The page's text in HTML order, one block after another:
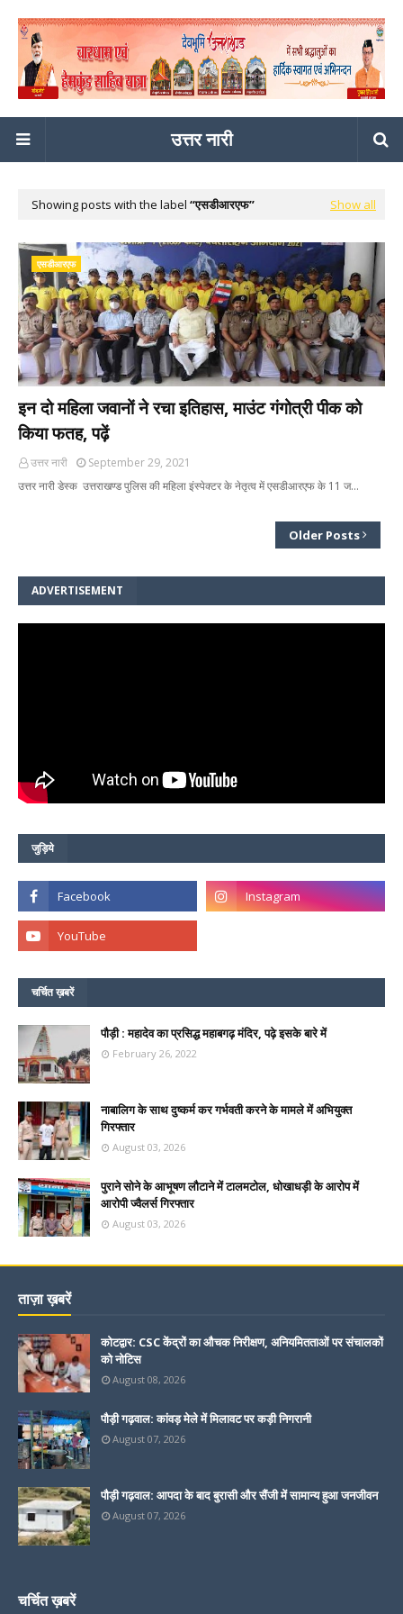
उत्तर नारी
Showing posts with the label एसडीआरएफ Show all
एसडीआरएफ
इन दो महिला जवानों ने रचा इतिहास, माउंट गंगोत्री पीक को
किया फतह, पढ़ें
उत्तर नारी
September 29, 2021
उत्तर नारी डेस्क उत्तराखण्ड पुलिस की महिला इंस्पेक्टर के नेतृत्व में एसडीआरएफ के 11 ज…
Older Posts
ADVERTISEMENT
जुड़िये
चर्चित ख़बरें
पौड़ी : महादेव का प्रसिद्ध महाबगढ़ मंदिर, पढ़े इसके बारे में
February 26, 2022
नाबालिग के साथ दुष्कर्म कर गर्भवती करने के मामले में अभियुक्त
गिरफ्तार
August 03, 2026
पुराने सोने के आभूषण लौटाने में टालमटोल, धोखाधड़ी के आरोप में
आरोपी ज्वैलर्स गिरफ्तार
August 03, 2026
ताज़ा ख़बरें
कोटद्वार: CSC केंद्रों का औचक निरीक्षण, अनियमितताओं पर संचालकों
को नोटिस
August 08, 2026
पौड़ी गढ़वाल: कांवड़ मेले में मिलावट पर कड़ी निगरानी
August 07, 2026
पौड़ी गढ़वाल: आपदा के बाद बुरासी और सैंजी में सामान्य हुआ जनजीवन
August 07, 2026
चर्चित ख़बरें